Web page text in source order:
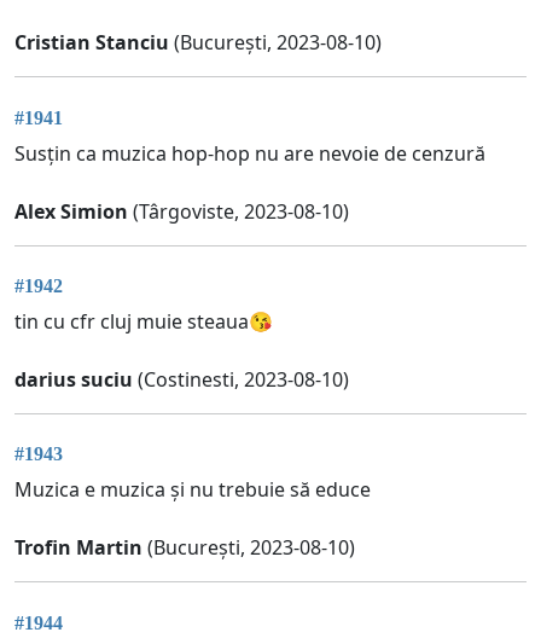
Cristian Stanciu (București, 2023-08-10)
#1941
Susțin ca muzica hop-hop nu are nevoie de cenzură
Alex Simion (Târgoviste, 2023-08-10)
#1942
tin cu cfr cluj muie steaua😘
darius suciu (Costinesti, 2023-08-10)
#1943
Muzica e muzica și nu trebuie să educe
Trofin Martin (București, 2023-08-10)
#1944